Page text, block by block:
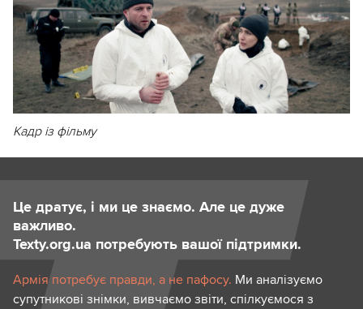
Кадр із фільму
Це дратує, і ми це знаємо. Але це дуже
важливо.
Texty.org.ua потребують вашої підтримки.
Армія потребує правди, а не пафосу. Ми аналізуємо
супутникові знімки, вивчаємо звіти, спілкуємося з